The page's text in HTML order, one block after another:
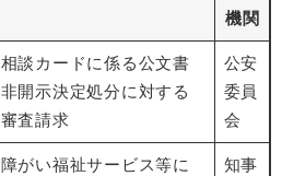
機関
相談カードに係る公文書
非開示決定処分に対する
審査請求
公安
委員
会
障がい福祉サービス等に
知事